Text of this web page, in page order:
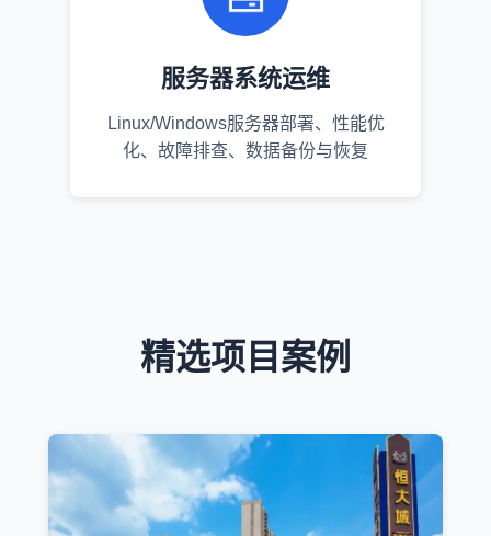
服务器系统运维
Linux/Windows服务器部署、性能优
化、故障排查、数据备份与恢复
精选项目案例